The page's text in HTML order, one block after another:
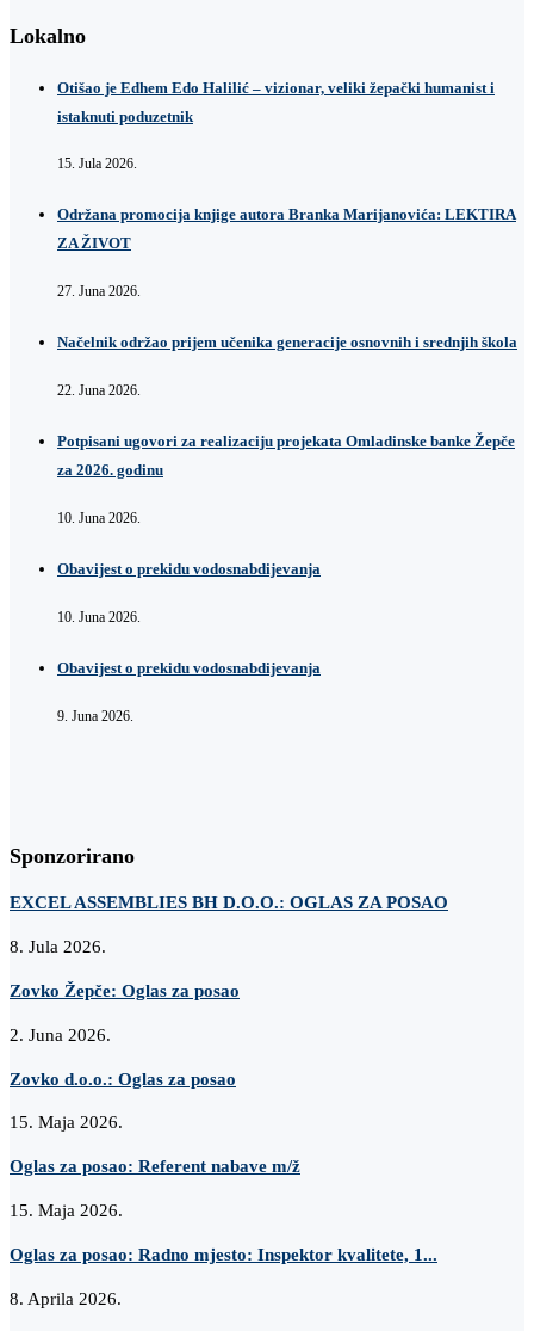
Lokalno
Otišao je Edhem Edo Halilić – vizionar, veliki žepački humanist i
istaknuti poduzetnik
15. Jula 2026.
Održana promocija knjige autora Branka Marijanovića: LEKTIRA
ZA ŽIVOT
27. Juna 2026.
Načelnik održao prijem učenika generacije osnovnih i srednjih škola
22. Juna 2026.
Potpisani ugovori za realizaciju projekata Omladinske banke Žepče
za 2026. godinu
10. Juna 2026.
Obavijest o prekidu vodosnabdijevanja
10. Juna 2026.
Obavijest o prekidu vodosnabdijevanja
9. Juna 2026.
Sponzorirano
EXCEL ASSEMBLIES BH D.O.O.: OGLAS ZA POSAO
8. Jula 2026.
Zovko Žepče: Oglas za posao
2. Juna 2026.
Zovko d.o.o.: Oglas za posao
15. Maja 2026.
Oglas za posao: Referent nabave m/ž
15. Maja 2026.
Oglas za posao: Radno mjesto: Inspektor kvalitete, 1...
8. Aprila 2026.